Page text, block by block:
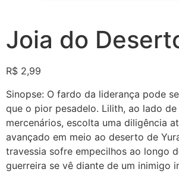
Joia do
R$ 2,99
Sinopse: O fardo da liderança pode
que o pior pesadelo. Lilith, ao lado
mercenários, escolta uma diligência
avançado em meio ao deserto de
travessia sofre empecilhos ao longo
guerreira se vê diante de um inimigo